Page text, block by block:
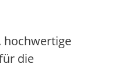
hochwertige
die